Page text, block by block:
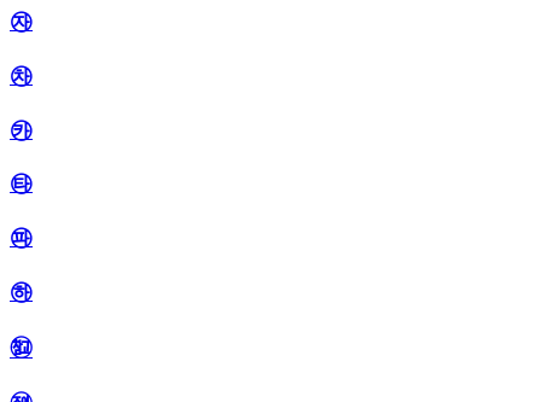
㉶
㉷
㉸
㉹
㉺
㉻
㉼